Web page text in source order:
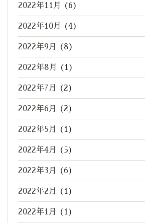
2022年11月 (6)
2022年10月 (4)
2022年9月 (8)
2022年8月 (1)
2022年7月 (2)
2022年6月 (2)
2022年5月 (1)
2022年4月 (5)
2022年3月 (6)
2022年2月 (1)
2022年1月 (1)